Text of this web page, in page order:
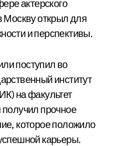
актерского
Москву открыл для
и перспективы.
поступил во
институт
на факультет
прочное
которое положило
карьеры.